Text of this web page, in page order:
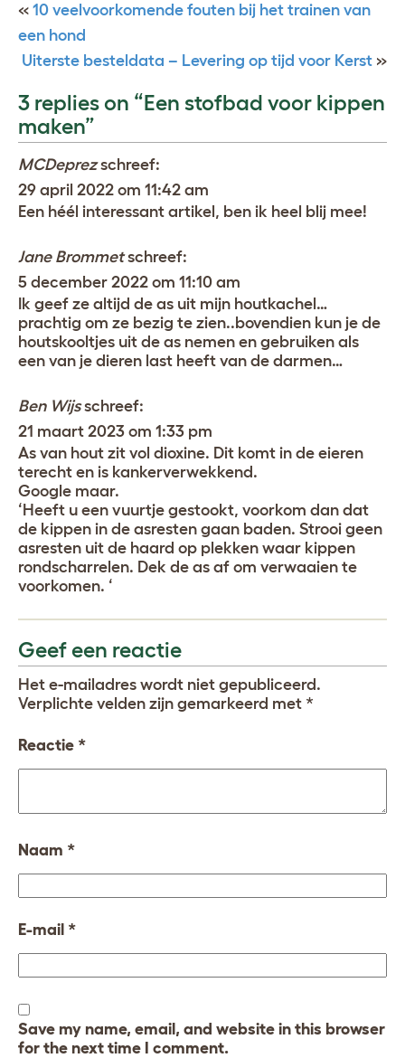
« 10 veelvoorkomende fouten bij het trainen van
een hond
Uiterste besteldata – Levering op tijd voor Kerst »
3 replies on “Een stofbad voor kippen
maken”
MCDeprez schreef:
29 april 2022 om 11:42 am
Een héél interessant artikel, ben ik heel blij mee!
Jane Brommet schreef:
5 december 2022 om 11:10 am
Ik geef ze altijd de as uit mijn houtkachel…
prachtig om ze bezig te zien..bovendien kun je de
houtskooltjes uit de as nemen en gebruiken als
een van je dieren last heeft van de darmen…
Ben Wijs schreef:
21 maart 2023 om 1:33 pm
As van hout zit vol dioxine. Dit komt in de eieren
terecht en is kankerverwekkend.
Google maar.
‘Heeft u een vuurtje gestookt, voorkom dan dat
de kippen in de asresten gaan baden. Strooi geen
asresten uit de haard op plekken waar kippen
rondscharrelen. Dek de as af om verwaaien te
voorkomen. ‘
Geef een reactie
Het e-mailadres wordt niet gepubliceerd.
Verplichte velden zijn gemarkeerd met *
Reactie *
Naam *
E-mail *
Save my name, email, and website in this browser
for the next time I comment.